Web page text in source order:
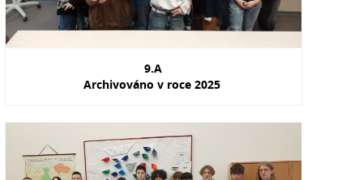
9.A
Archivováno v roce 2025